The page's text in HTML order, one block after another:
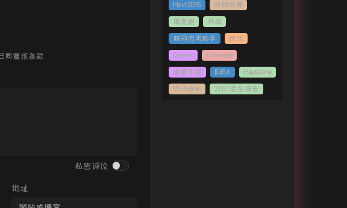
同意该条款
私密评论
地址
HeyBBS 我的世界
服务器 开服
腕间应用助手 优化
Deepin Vmwear
智慧互联 IDEA Hadsome
MyAdmin 2021总结报告